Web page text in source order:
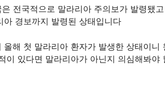
전국적으로 말라리아 주의보가 발령됐
아 경보까지 발령된 상태입니다
올해 첫 말라리아 환자가 발생한 상태이니
이 있다면 말라리아가 아닌지 의심해봐야